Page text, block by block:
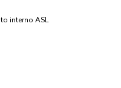
interno ASL